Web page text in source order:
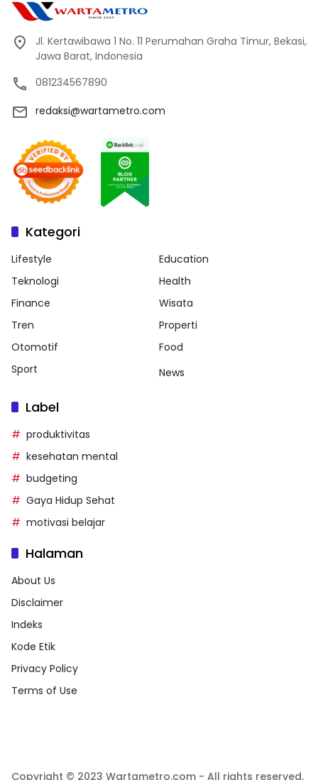
Jl. Kertawibawa 1 No. 11 Perumahan Graha Timur, Bekasi,
Jawa Barat, Indonesia
081234567890
redaksi@wartametro.com
Kategori
Lifestyle
Education
Teknologi
Health
Finance
Wisata
Tren
Properti
Otomotif
Food
Sport
News
Label
produktivitas
kesehatan mental
budgeting
Gaya Hidup Sehat
motivasi belajar
Halaman
About Us
Disclaimer
Indeks
Kode Etik
Privacy Policy
Terms of Use
Copyright © 2023 Wartametro.com - All rights reserved.